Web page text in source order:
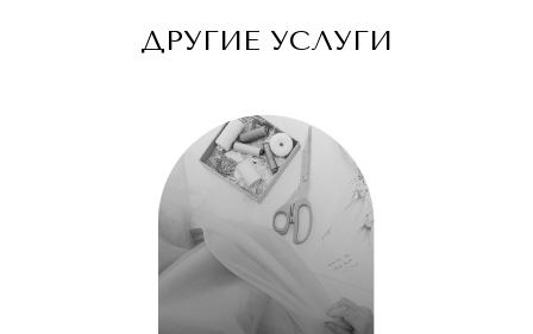
ДРУГИЕ УСЛУГИ
Оставьте заявку и мы вам перезвоним
Политикой конфиденциальности
Оставить заявку